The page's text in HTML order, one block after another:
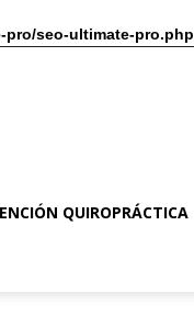
seo-ultimate-pro.php
QUIROPRÁCTICA